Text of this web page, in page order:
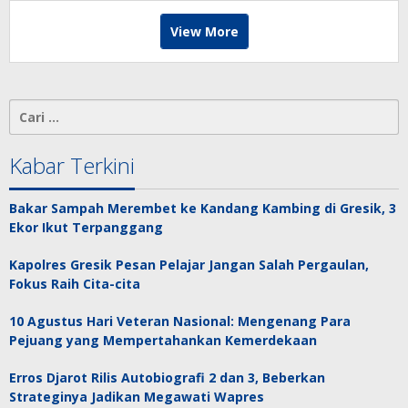
View More
Cari
Kabar Terkini
Bakar Sampah Merembet ke Kandang Kambing di Gresik, 3
Ekor Ikut Terpanggang
Kapolres Gresik Pesan Pelajar Jangan Salah Pergaulan,
Fokus Raih Cita-cita
10 Agustus Hari Veteran Nasional: Mengenang Para
Pejuang yang Mempertahankan Kemerdekaan
Erros Djarot Rilis Autobiografi 2 dan 3, Beberkan
Strateginya Jadikan Megawati Wapres